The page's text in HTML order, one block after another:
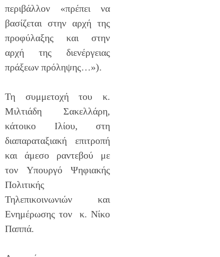
περιβάλλον «πρέπει να
βασίζεται στην αρχή της
προφύλαξης και στην
αρχή της διενέργειας
πράξεων πρόληψης…»).
Τη συμμετοχή του κ.
Μιλτιάδη Σακελλάρη,
κάτοικο Ιλίου, στη
διαπαραταξιακή επιτροπή
και άμεσο ραντεβού με
τον Υπουργό Ψηφιακής
Πολιτικής
Τηλεπικοινωνιών και
Ενημέρωσης τον κ. Νίκο
Παππά.